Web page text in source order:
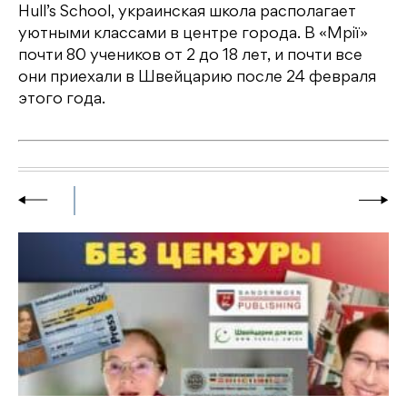
Hull’s School, украинская школа располагает
уютными классами в центре города. В «Мрії»
почти 80 учеников от 2 до 18 лет, и почти все
они приехали в Швейцарию после 24 февраля
этого года.